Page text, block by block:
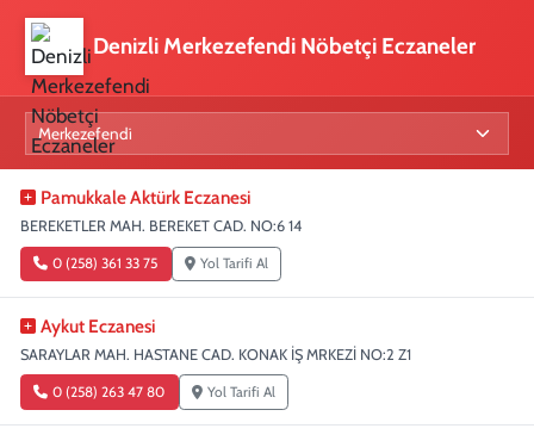
Denizli Merkezefendi Nöbetçi Eczaneler
Pamukkale Aktürk Eczanesi
BEREKETLER MAH. BEREKET CAD. NO:6 14
0 (258) 361 33 75 Yol Tarifi Al
Aykut Eczanesi
SARAYLAR MAH. HASTANE CAD. KONAK İŞ MRKEZİ NO:2 Z1
0 (258) 263 47 80 Yol Tarifi Al